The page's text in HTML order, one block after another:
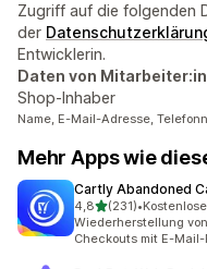
Zugriff auf die folgenden
der
Entwicklerin.
Daten von
Shop-Inhaber
Name, E-Mail-Adresse,
Mehr Apps wie
Cartly Abandoned
4,8von 5 Sternen
(231)
231 Rezensionen
•
Wiederherstellung
Checkouts mit E-Mail-